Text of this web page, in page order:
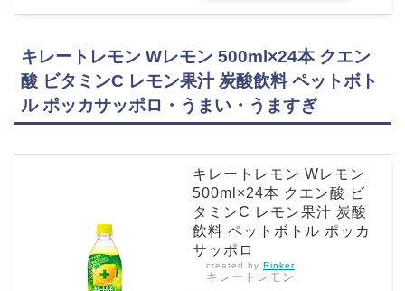
キレートレモン Wレモン 500ml×24本 クエン
酸 ビタミンC レモン果汁 炭酸飲料 ペットボト
ル ポッカサッポロ・うまい・うますぎ
キレートレモン Wレモン
500ml×24本 クエン酸 ビ
タミンC レモン果汁 炭酸
飲料 ペットボトル ポッカ
サッポロ
created by Rinker
キレートレモン